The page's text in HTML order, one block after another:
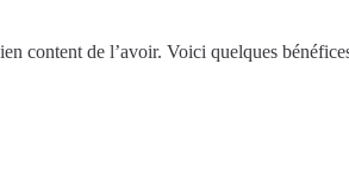
content de l’avoir. Voici quelques